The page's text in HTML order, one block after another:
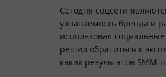
Сегодня соцсети
узнаваемость бренда и
использовал
решил обратиться к
каких результатов